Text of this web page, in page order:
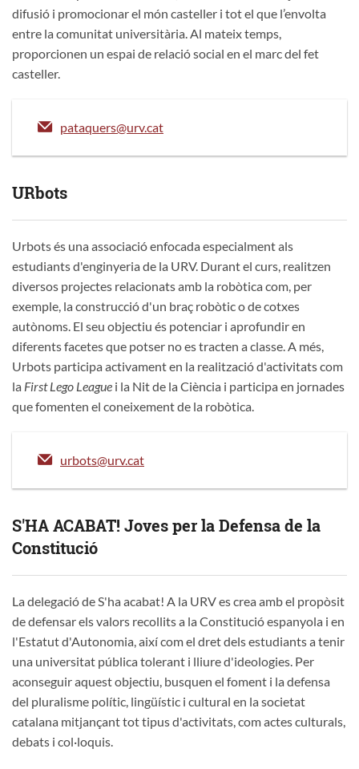
difusió i promocionar el món casteller i tot el que l’envolta
entre la comunitat universitària. Al mateix temps,
proporcionen un espai de relació social en el marc del fet
casteller.
pataquers@urv.cat
URbots
Urbots és una associació enfocada especialment als
estudiants d'enginyeria de la URV. Durant el curs, realitzen
diversos projectes relacionats amb la robòtica com, per
exemple, la construcció d'un braç robòtic o de cotxes
autònoms. El seu objectiu és potenciar i aprofundir en
diferents facetes que potser no es tracten a classe. A més,
Urbots participa activament en la realització d'activitats com
la First Lego League i la Nit de la Ciència i participa en jornades
que fomenten el coneixement de la robòtica.
urbots@urv.cat
S'HA ACABAT! Joves per la Defensa de la
Constitució
La delegació de S'ha acabat! A la URV es crea amb el propòsit
de defensar els valors recollits a la Constitució espanyola i en
l'Estatut d'Autonomia, així com el dret dels estudiants a tenir
una universitat pública tolerant i lliure d'ideologies. Per
aconseguir aquest objectiu, busquen el foment i la defensa
del pluralisme polític, lingüístic i cultural en la societat
catalana mitjançant tot tipus d'activitats, com actes culturals,
debats i col·loquis.